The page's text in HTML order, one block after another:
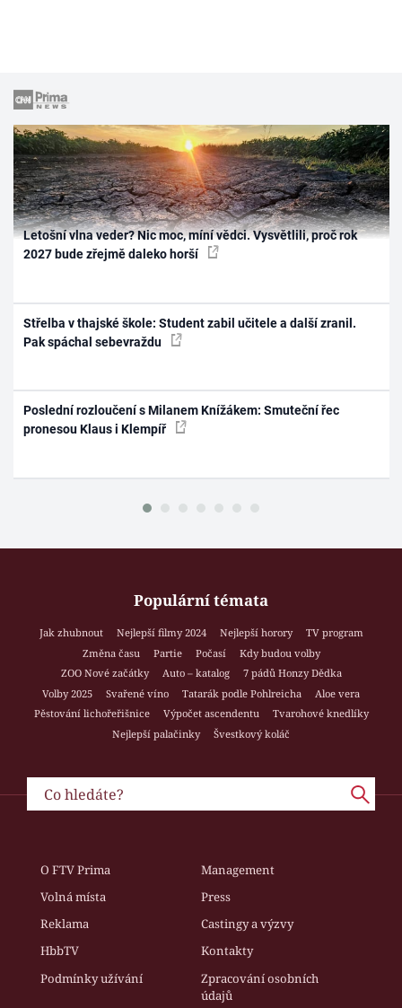
Letošní vlna veder? Nic moc, míní vědci. Vysvětlili, proč rok
2027 bude zřejmě daleko horší
Střelba v thajské škole: Student zabil učitele a další zranil.
Pak spáchal sebevraždu
Poslední rozloučení s Milanem Knížákem: Smuteční řec
pronesou Klaus i Klempíř
Populární témata
Jak zhubnout Nejlepší filmy 2024 Nejlepší horory
TV program
Změna času
Partie Počasí
Kdy budou volby
ZOO Nové začátky
Auto – katalog
7 pádů Honzy Dědka
Volby 2025
Svařené víno Tatarák podle Pohlreicha
Aloe vera
Pěstování lichořeřišnice
Výpočet ascendentu
Tvarohové knedlíky
Nejlepší palačinky
Švestkový koláč
O FTV Prima
Management
Volná místa
Press
Reklama
Castingy a výzvy
HbbTV
Kontakty
Podmínky užívání
Zpracování osobních
údajů